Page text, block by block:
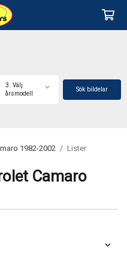
3. Välj
årsmodell
Sök bildelar
1982-2002 / Lister
Camaro